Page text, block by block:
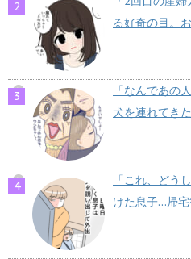
る好奇の目。
「なんであの
犬を連れてき
「これ、どう
けた息子…帰宅